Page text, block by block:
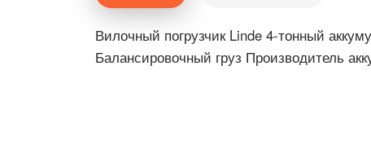
Вилочный погрузчик Linde 4-тонный
Балансировочный груз Производитель